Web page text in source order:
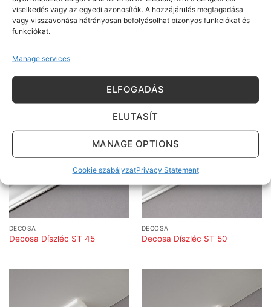
viselkedés vagy az egyedi azonosítók. A hozzájárulás megtagadása
vagy visszavonása hátrányosan befolyásolhat bizonyos funkciókat és
funkciókat.
Manage services
ELFOGADÁS
ELUTASÍT
MANAGE OPTIONS
Cookie szabályzatPrivacy Statement
DECOSA
DECOSA
Decosa Díszléc ST 45
DECOSA
Decosa Díszléc ST 50